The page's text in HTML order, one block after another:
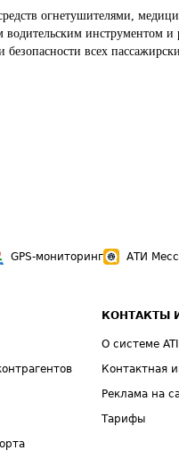
огнетушителями,
инструментом
всех
GPS-мониторинг АТИ
КОНТАКТЫ
О системе
Контактная
Реклама на
Тарифы